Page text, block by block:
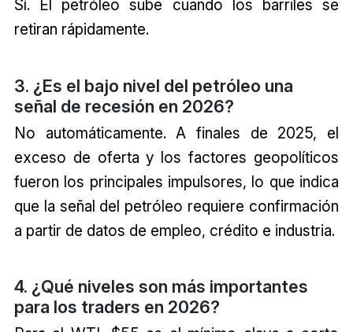
Sí. El petróleo sube cuando los barriles se
retiran rápidamente.
3. ¿Es el bajo nivel del petróleo una
señal de recesión en 2026?
No automáticamente. A finales de 2025, el
exceso de oferta y los factores geopolíticos
fueron los principales impulsores, lo que indica
que la señal del petróleo requiere confirmación
a partir de datos de empleo, crédito e industria.
4. ¿Qué niveles son más importantes
para los traders en 2026?